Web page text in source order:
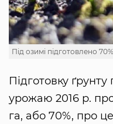
Під озимі підготовлено
Підготовку ґрунту
урожаю 2016 р.
га, або 70%, про